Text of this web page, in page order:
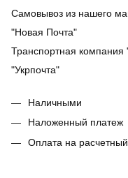
Самовывоз из нашего
"Новая Почта"
Транспортная компания
"Укрпочта"
Наличными
Наложенный платеж
Оплата на